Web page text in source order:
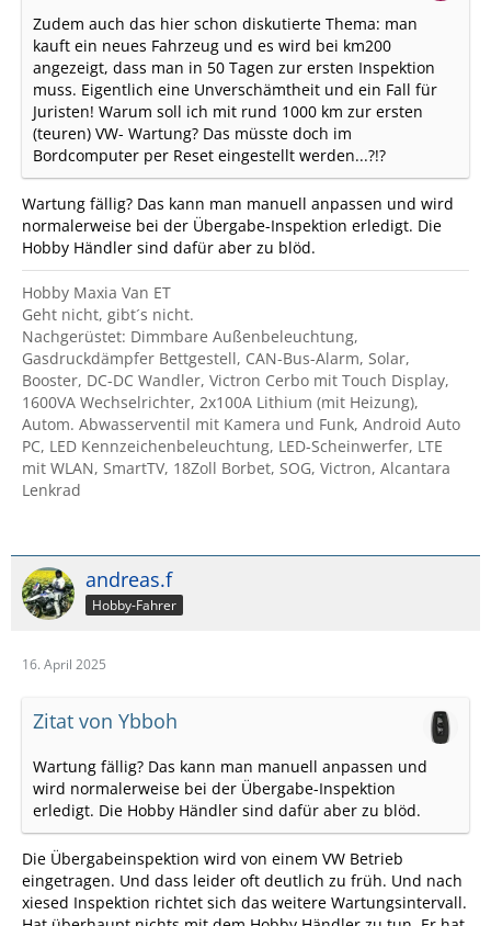
Zudem auch das hier schon diskutierte Thema: man
kauft ein neues Fahrzeug und es wird bei km200
angezeigt, dass man in 50 Tagen zur ersten Inspektion
muss. Eigentlich eine Unverschämtheit und ein Fall für
Juristen! Warum soll ich mit rund 1000 km zur ersten
(teuren) VW- Wartung? Das müsste doch im
Bordcomputer per Reset eingestellt werden...?!?
Wartung fällig? Das kann man manuell anpassen und wird
normalerweise bei der Übergabe-Inspektion erledigt. Die
Hobby Händler sind dafür aber zu blöd.
Hobby Maxia Van ET
Geht nicht, gibt´s nicht.
Nachgerüstet: Dimmbare Außenbeleuchtung,
Gasdruckdämpfer Bettgestell, CAN-Bus-Alarm, Solar,
Booster, DC-DC Wandler, Victron Cerbo mit Touch Display,
1600VA Wechselrichter, 2x100A Lithium (mit Heizung),
Autom. Abwasserventil mit Kamera und Funk, Android Auto
PC, LED Kennzeichenbeleuchtung, LED-Scheinwerfer, LTE
mit WLAN, SmartTV, 18Zoll Borbet, SOG, Victron, Alcantara
Lenkrad
andreas.f
Hobby-Fahrer
16. April 2025
Zitat von Ybboh
Wartung fällig? Das kann man manuell anpassen und
wird normalerweise bei der Übergabe-Inspektion
erledigt. Die Hobby Händler sind dafür aber zu blöd.
Die Übergabeinspektion wird von einem VW Betrieb
eingetragen. Und dass leider oft deutlich zu früh. Und nach
xiesed Inspektion richtet sich das weitere Wartungsintervall.